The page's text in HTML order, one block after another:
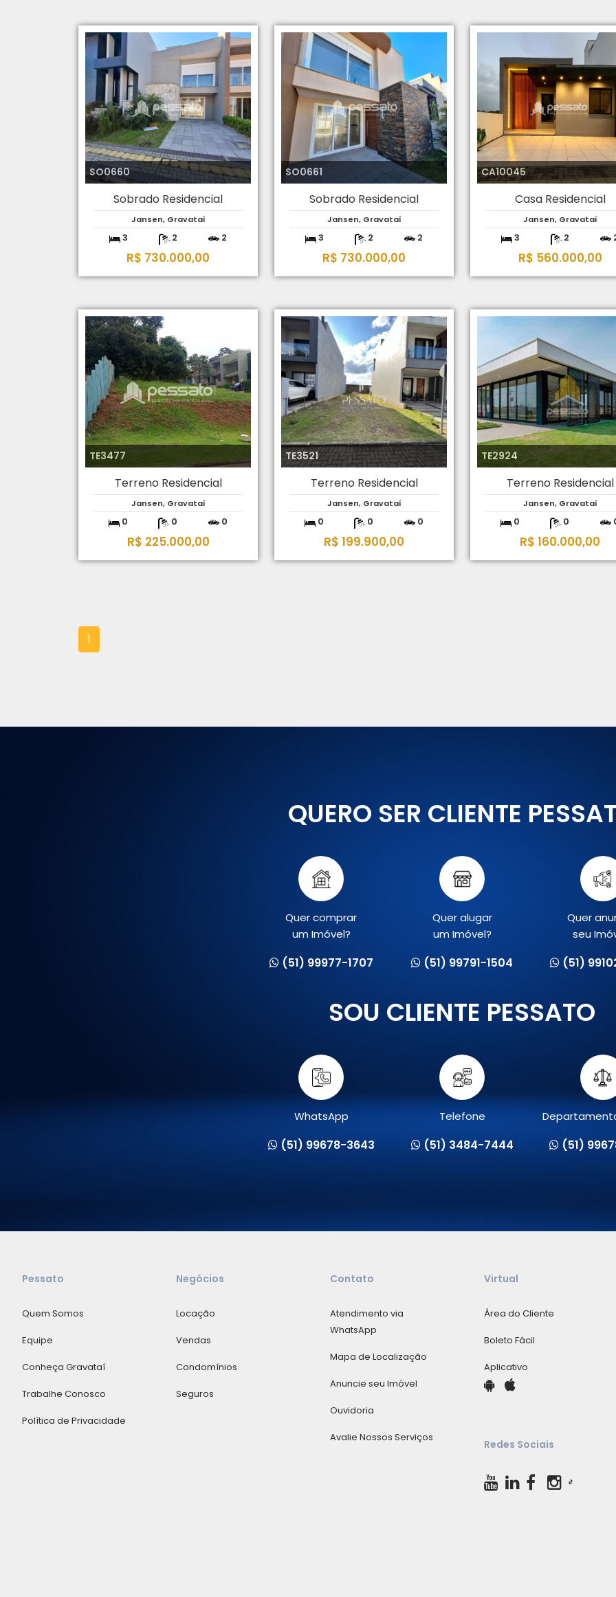
SO0660
Sobrado Residencial
Jansen, Gravataí
3 2 2
R$ 730.000,00
SO0661
Sobrado Residencial
Jansen, Gravataí
3 2 2
R$ 730.000,00
CA10045
Casa Residencial
Jansen, Gravataí
3 2
R$ 560.000,00
TE3477
Terreno Residencial
Jansen, Gravataí
0 0 0
R$ 225.000,00
TE3521
Terreno Residencial
Jansen, Gravataí
0 0 0
R$ 199.900,00
TE2924
Terreno Residencial
Jansen, Gravataí
0 0
R$ 160.000,00
1
QUERO SER CLIENTE
Quer comprar
um Imóvel?
(51) 99977-1707
Quer alugar
um Imóvel?
(51) 99791-1504
Quer
seu
(51)
SOU CLIENTE PESSATO
WhatsApp
(51) 99678-3643
Telefone
(51) 3484-7444 (51)
Pessato
Quem Somos
Equipe
Conheça Gravataí
Trabalhe Conosco
Política de Privacidade
Negócios
Locação
Vendas
Condomínios
Seguros
Contato
Atendimento via
WhatsApp
Mapa de Localização
Anuncie seu Imóvel
Ouvidoria
Avalie Nossos Serviços
Virtual
Área do Cliente
Boleto Fácil
Aplicativo
Redes Sociais